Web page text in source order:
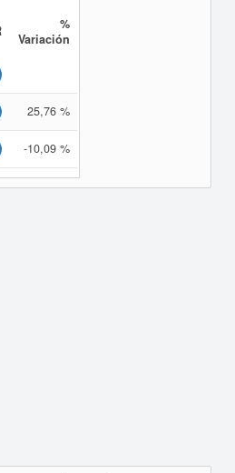
%
Variación
25,76 %
-10,09 %